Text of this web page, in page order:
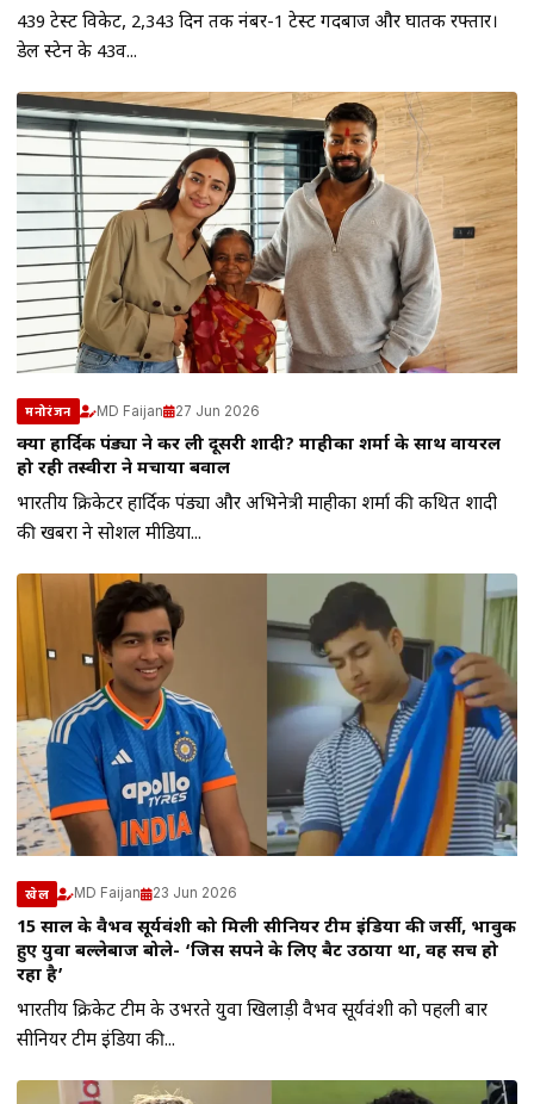
439 टेस्ट विकेट, 2,343 दिन तक नंबर-1 टेस्ट गेंदबाज और घातक रफ्तार।
डेल स्टेन के 43वें...
मनोरंजन MD Faijan 27 Jun 2026
क्या हार्दिक पंड्या ने कर ली दूसरी शादी? माहीका शर्मा के साथ वायरल
हो रही तस्वीरों ने मचाया बवाल
भारतीय क्रिकेटर हार्दिक पंड्या और अभिनेत्री माहीका शर्मा की कथित शादी
की खबरों ने सोशल मीडिया...
खेल MD Faijan 23 Jun 2026
15 साल के वैभव सूर्यवंशी को मिली सीनियर टीम इंडिया की जर्सी, भावुक
हुए युवा बल्लेबाज बोले- ‘जिस सपने के लिए बैट उठाया था, वह सच हो
रहा है’
भारतीय क्रिकेट टीम के उभरते युवा खिलाड़ी वैभव सूर्यवंशी को पहली बार
सीनियर टीम इंडिया की...